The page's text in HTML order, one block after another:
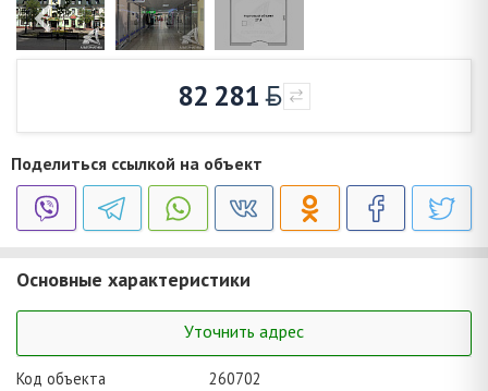
82 281
Поделиться ссылкой на объект
Основные характеристики
Уточнить адрес
Код объекта
260702